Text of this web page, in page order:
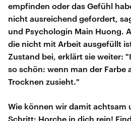
empfinden oder das Gefühl
nicht ausreichend gefordert,
und Psychologin Main Huong.
die nicht mit Arbeit ausgefüllt
Zustand bei, erklärt sie weiter:
so schön: wenn man der Farbe
Trocknen zusieht."
Wie können wir damit achtsam
Schritt: Horche in dich rein!